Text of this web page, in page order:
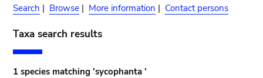
Search | Browse | More information | Contact persons
Taxa search results
1 species matching 'sycophanta '